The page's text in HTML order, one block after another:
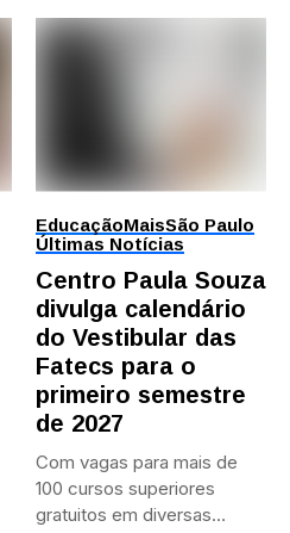
EducaçãoMaisSão Paulo
Últimas Notícias
Centro Paula Souza
divulga calendário
do Vestibular das
Fatecs para o
primeiro semestre
de 2027
Com vagas para mais de
100 cursos superiores
gratuitos em diversas